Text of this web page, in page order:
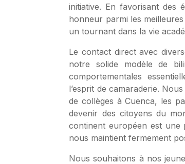
initiative. En favorisant des
honneur parmi les
un tournant dans la vie
Le contact direct avec
notre solide modèle de
comportementales
l’esprit de camaraderie.
de collèges à Cuenca, les
devenir des citoyens du
continent européen est une
nous maintient fermement
Nous souhaitons à nos